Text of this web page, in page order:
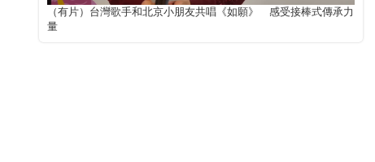
（有片）台灣歌手和北京小朋友共唱《如願》 感受接棒式傳承力
量